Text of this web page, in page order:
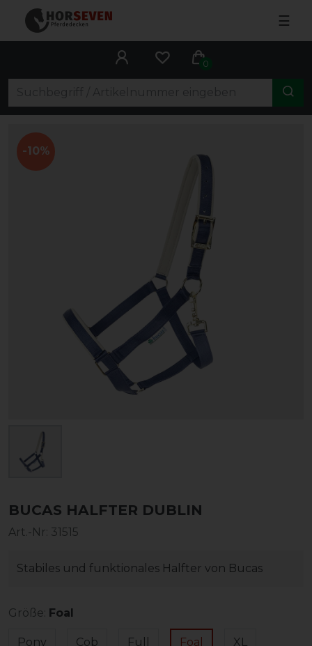
☰
0
-10%
BUCAS HALFTER DUBLIN
Art.-Nr: 31515
Stabiles und funktionales Halfter von Bucas
Größe: Foal
Pony Cob Full Foal XL